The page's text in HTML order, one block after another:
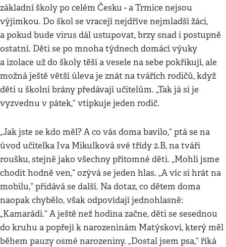
základní školy po celém Česku - a Trmice nejsou
výjimkou. Do škol se vracejí nejdříve nejmladší žáci,
a pokud bude virus dál ustupovat, brzy snad i postupně
ostatní. Děti se po mnoha týdnech domácí výuky
a izolace už do školy těší a vesele na sebe pokřikují, ale
možná ještě větší úleva je znát na tvářích rodičů, když
děti u školní brány předávají učitelům. „Tak já si je
vyzvednu v pátek,“ vtipkuje jeden rodič.
„Jak jste se kdo měl? A co vás doma bavilo,“ ptá se na
úvod učitelka Iva Mikulková své třídy 2.B, na tváři
roušku, stejně jako všechny přítomné děti. „Mohli jsme
chodit hodně ven,“ ozývá se jeden hlas. „A víc si hrát na
mobilu,“ přidává se další. Na dotaz, co dětem doma
naopak chybělo, však odpovídají jednohlasně:
„Kamarádi.“ A ještě než hodina začne, děti se sesednou
do kruhu a popřejí k narozeninám Matýskovi, který měl
během pauzy osmé narozeniny. „Dostal jsem psa,“ říká